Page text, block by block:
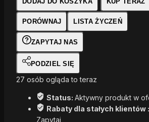
PORÓWNAJ LISTA ŻYCZEŃ
ZAPYTAJ NAS
PODZIEL SIĘ
27 osób ogląda to teraz
Status: Aktywny produkt w
Rabaty dla stałych klientów :
Zapytaj